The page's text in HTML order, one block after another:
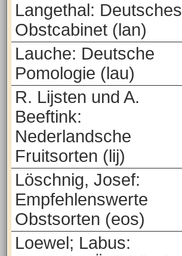
Langethal: Deutsches
Obstcabinet (lan)
Lauche: Deutsche
Pomologie (lau)
R. Lijsten und A.
Beeftink:
Nederlandsche
Fruitsorten (lij)
Löschnig, Josef:
Empfehlenswerte
Obstsorten (eos)
Loewel; Labus: